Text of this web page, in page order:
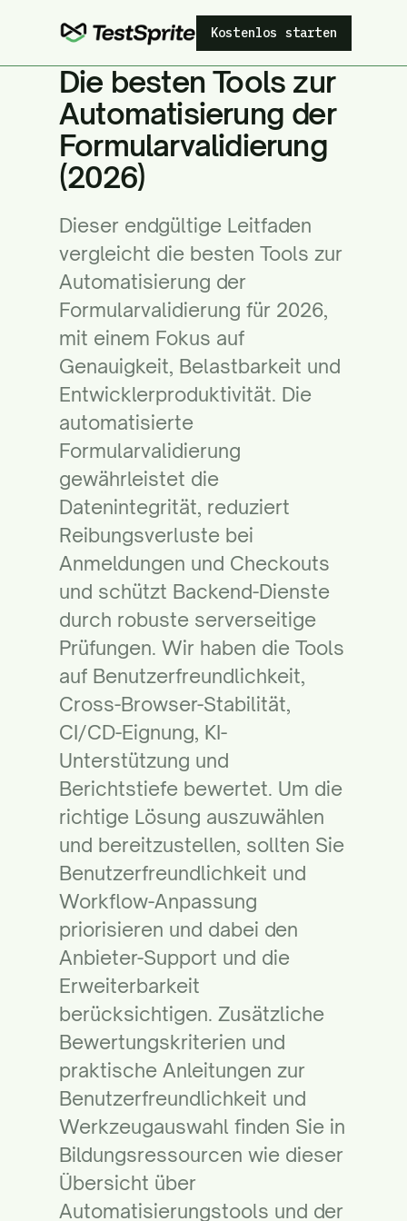
Kostenlos starten
Die besten Tools zur
Automatisierung der
Formularvalidierung
(2026)
Dieser endgültige Leitfaden
vergleicht die besten Tools zur
Automatisierung der
Formularvalidierung für 2026,
mit einem Fokus auf
Genauigkeit, Belastbarkeit und
Entwicklerproduktivität. Die
automatisierte
Formularvalidierung
gewährleistet die
Datenintegrität, reduziert
Reibungsverluste bei
Anmeldungen und Checkouts
und schützt Backend-Dienste
durch robuste serverseitige
Prüfungen. Wir haben die Tools
auf Benutzerfreundlichkeit,
Cross-Browser-Stabilität,
CI/CD-Eignung, KI-
Unterstützung und
Berichtstiefe bewertet. Um die
richtige Lösung auszuwählen
und bereitzustellen, sollten Sie
Benutzerfreundlichkeit und
Workflow-Anpassung
priorisieren und dabei den
Anbieter-Support und die
Erweiterbarkeit
berücksichtigen. Zusätzliche
Bewertungskriterien und
praktische Anleitungen zur
Benutzerfreundlichkeit und
Werkzeugauswahl finden Sie in
Bildungsressourcen wie dieser
Übersicht über
Automatisierungstools und der